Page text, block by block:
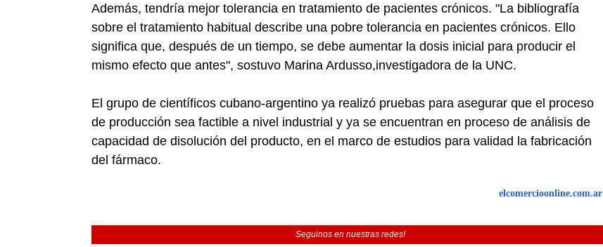
Además, tendría mejor tolerancia en tratamiento de pacientes crónicos. "La bibliografía
sobre el tratamiento habitual describe una pobre tolerancia en pacientes crónicos. Ello
significa que, después de un tiempo, se debe aumentar la dosis inicial para producir el
mismo efecto que antes", sostuvo Marina Ardusso,investigadora de la UNC.
El grupo de científicos cubano-argentino ya realizó pruebas para asegurar que el proceso
de producción sea factible a nivel industrial y ya se encuentran en proceso de análisis de
capacidad de disolución del producto, en el marco de estudios para validad la fabricación
del fármaco.
elcomercioonline.com.ar
Seguinos en nuestras redes!